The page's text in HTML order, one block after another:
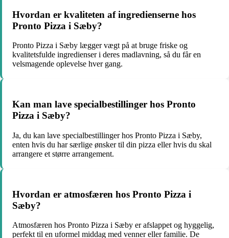
Hvordan er kvaliteten af ingredienserne hos
Pronto Pizza i Sæby?
Pronto Pizza i Sæby lægger vægt på at bruge friske og
kvalitetsfulde ingredienser i deres madlavning, så du får en
velsmagende oplevelse hver gang.
Kan man lave specialbestillinger hos Pronto
Pizza i Sæby?
Ja, du kan lave specialbestillinger hos Pronto Pizza i Sæby,
enten hvis du har særlige ønsker til din pizza eller hvis du skal
arrangere et større arrangement.
Hvordan er atmosfæren hos Pronto Pizza i
Sæby?
Atmosfæren hos Pronto Pizza i Sæby er afslappet og hyggelig,
perfekt til en uformel middag med venner eller familie. De